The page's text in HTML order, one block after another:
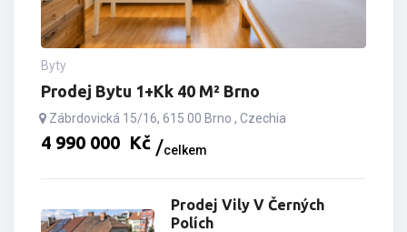
Byty
Prodej Bytu 1+kk 40 M² Brno
Zábrdovická 15/16, 615 00 Brno , Czechia
4­ ­­990­ ­­000­ ­­ Kč celkem
Prodej Vily V Černých
Polích